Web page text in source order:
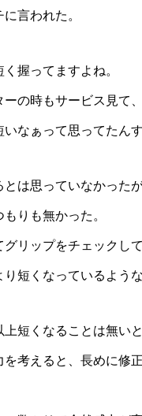
言われた。
握ってますよね。
時もサービス見て、
ぁって思ってたんす
は思っていなかったが
りも無かった。
リップをチェックして
短くなっているような
短くなることは無い
を考えると、長めに修